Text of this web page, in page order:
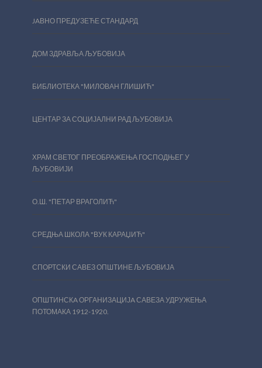
JAВНО ПРЕДУЗЕЋЕ СТАНДАРД
ДОМ ЗДРАВЉА ЉУБОВИЈА
БИБЛИОТЕКА "МИЛОВАН ГЛИШИЋ"
ЦЕНТАР ЗА СОЦИЈАЛНИ РАД ЉУБОВИЈА
ХРАМ СВЕТОГ ПРЕОБРАЖЕЊА ГОСПОДЊЕГ У
ЉУБОВИЈИ
О.Ш. "ПЕТАР ВРАГОЛИЋ"
СРЕДЊА ШКОЛА "ВУК КАРАЏИЋ"
СПОРТСКИ САВЕЗ ОПШТИНЕ ЉУБОВИЈА
ОПШТИНСКA ОРГАНИЗАЦИЈA САВЕЗА УДРУЖЕЊА
ПОТОМАКА 1912-1920.